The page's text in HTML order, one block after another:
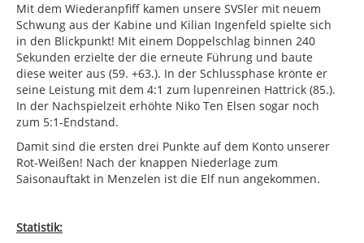
Mit dem Wiederanpfiff kamen unsere SVSler mit neuem
Schwung aus der Kabine und Kilian Ingenfeld spielte sich
in den Blickpunkt! Mit einem Doppelschlag binnen 240
Sekunden erzielte der die erneute Führung und baute
diese weiter aus (59. +63.). In der Schlussphase krönte er
seine Leistung mit dem 4:1 zum lupenreinen Hattrick (85.).
In der Nachspielzeit erhöhte Niko Ten Elsen sogar noch
zum 5:1-Endstand.
Damit sind die ersten drei Punkte auf dem Konto unserer
Rot-Weißen! Nach der knappen Niederlage zum
Saisonauftakt in Menzelen ist die Elf nun angekommen.
Statistik: